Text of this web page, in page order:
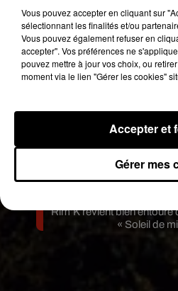
de
6 août
Franglish et Keblack
5 août 2026
Russ frappe fort avec
Tiakola annonce le
WpointM
Meurtre de Tupac : Suge
la parole au
Rim’K revient bien
« Soleil de
Vous pouvez accepter en cliquant sur
sélectionnant les finalités et/ou
Vous pouvez également refuser en
accepter". Vos préférences ne
pouvez mettre à jour vos choix, ou
moment via le lien "Gérer les cookies"
Gérer mes
Accepter et